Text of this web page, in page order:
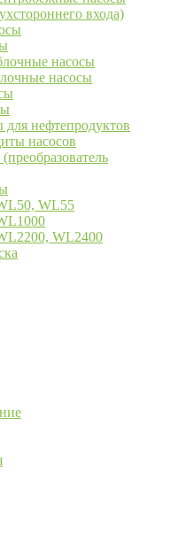
входа)
насосы
насосы
нефтепродуктов
насосов
WL55
WL2400